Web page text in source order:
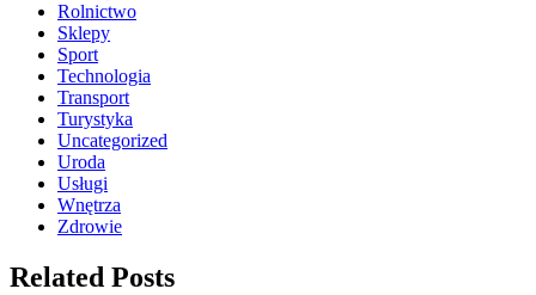
Rolnictwo
Sklepy
Sport
Technologia
Transport
Turystyka
Uncategorized
Uroda
Usługi
Wnętrza
Zdrowie
Related Posts